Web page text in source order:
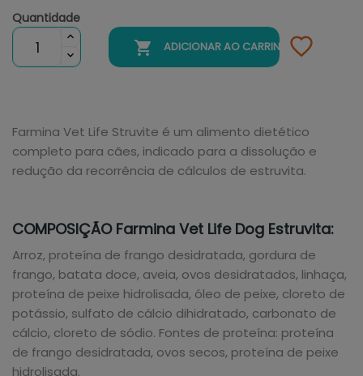
Quantidade
 ADICIONAR AO CARRINHO
Farmina Vet Life Struvite é um alimento dietético
completo para cães, indicado para a dissolução e
redução da recorrência de cálculos de estruvita.
COMPOSIÇÃO Farmina Vet Life Dog Estruvita:
Arroz, proteína de frango desidratada, gordura de
frango, batata doce, aveia, ovos desidratados, linhaça,
proteína de peixe hidrolisada, óleo de peixe, cloreto de
potássio, sulfato de cálcio dihidratado, carbonato de
cálcio, cloreto de sódio. Fontes de proteína: proteína
de frango desidratada, ovos secos, proteína de peixe
hidrolisada.